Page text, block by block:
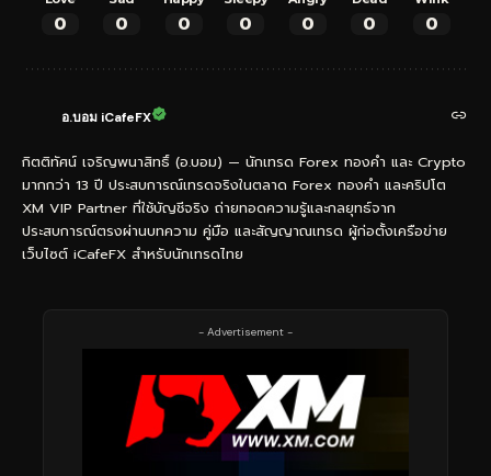
0 0 0 0 0 0 0
อ.บอม iCafeFX
กิตติทัศน์ เจริญพนาสิทธิ์ (อ.บอม) — นักเทรด Forex ทองคำ และ Crypto
มากกว่า 13 ปี ประสบการณ์เทรดจริงในตลาด Forex ทองคำ และคริปโต
XM VIP Partner ที่ใช้บัญชีจริง ถ่ายทอดความรู้และกลยุทธ์จาก
ประสบการณ์ตรงผ่านบทความ คู่มือ และสัญญาณเทรด ผู้ก่อตั้งเครือข่าย
เว็บไซต์ iCafeFX สำหรับนักเทรดไทย
- Advertisement -